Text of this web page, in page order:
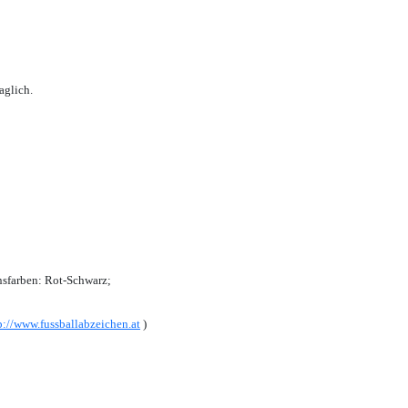
Rot-Schwarz;
www.fussballabzeichen.at )